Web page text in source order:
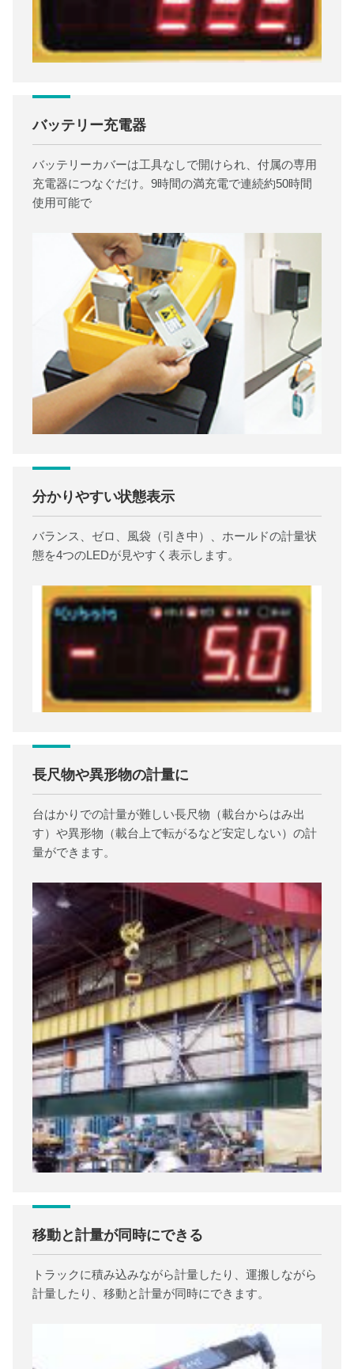
バッテリー充電器
バッテリーカバーは工具なしで開けられ、付属の専用
充電器につなぐだけ。9時間の満充電で連続約50時間
使用可能で
分かりやすい状態表示
バランス、ゼロ、風袋（引き中）、ホールドの計量状
態を4つのLEDが見やすく表示します。
長尺物や異形物の計量に
台はかりでの計量が難しい長尺物（載台からはみ出
す）や異形物（載台上で転がるなど安定しない）の計
量ができます。
移動と計量が同時にできる
トラックに積み込みながら計量したり、運搬しながら
計量したり、移動と計量が同時にできます。